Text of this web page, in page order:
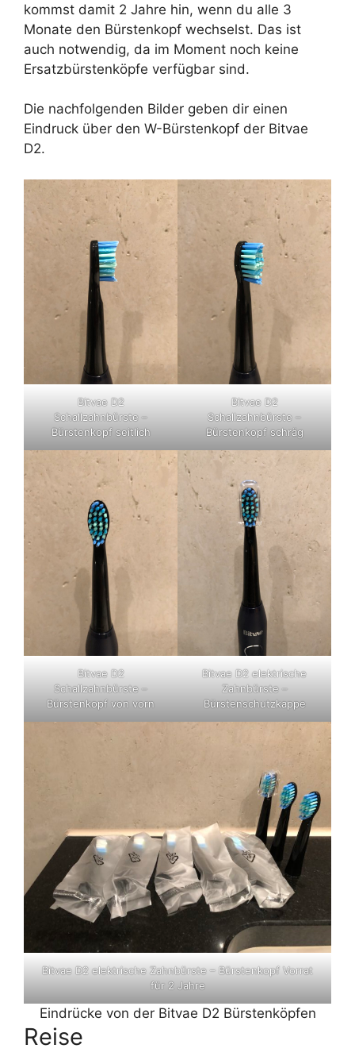
kommst damit 2 Jahre hin, wenn du alle 3
Monate den Bürstenkopf wechselst. Das ist
auch notwendig, da im Moment noch keine
Ersatzbürstenköpfe verfügbar sind.
Die nachfolgenden Bilder geben dir einen
Eindruck über den W-Bürstenkopf der Bitvae
D2.
Bitvae D2
Schallzahnbürste –
Bürstenkopf seitlich
Bitvae D2
Schallzahnbürste –
Bürstenkopf schräg
Bitvae D2
Schallzahnbürste –
Bürstenkopf von vorn
Bitvae D2 elektrische
Zahnbürste –
Bürstenschutzkappe
Bitvae D2 elektrische Zahnbürste – Bürstenkopf Vorrat
für 2 Jahre
Eindrücke von der Bitvae D2 Bürstenköpfen
Reise